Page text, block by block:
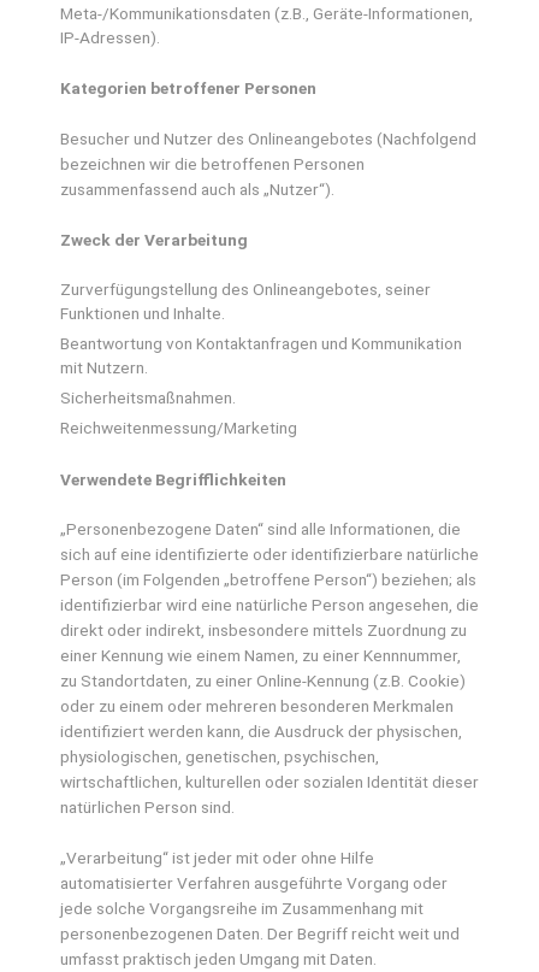
Meta-/Kommunikationsdaten (z.B., Geräte-Informationen,
IP-Adressen).
Kategorien betroffener Personen
Besucher und Nutzer des Onlineangebotes (Nachfolgend
bezeichnen wir die betroffenen Personen
zusammenfassend auch als „Nutzer“).
Zweck der Verarbeitung
Zurverfügungstellung des Onlineangebotes, seiner
Funktionen und Inhalte.
Beantwortung von Kontaktanfragen und Kommunikation
mit Nutzern.
Sicherheitsmaßnahmen.
Reichweitenmessung/Marketing
Verwendete Begrifflichkeiten
„Personenbezogene Daten“ sind alle Informationen, die
sich auf eine identifizierte oder identifizierbare natürliche
Person (im Folgenden „betroffene Person“) beziehen; als
identifizierbar wird eine natürliche Person angesehen, die
direkt oder indirekt, insbesondere mittels Zuordnung zu
einer Kennung wie einem Namen, zu einer Kennnummer,
zu Standortdaten, zu einer Online-Kennung (z.B. Cookie)
oder zu einem oder mehreren besonderen Merkmalen
identifiziert werden kann, die Ausdruck der physischen,
physiologischen, genetischen, psychischen,
wirtschaftlichen, kulturellen oder sozialen Identität dieser
natürlichen Person sind.
„Verarbeitung“ ist jeder mit oder ohne Hilfe
automatisierter Verfahren ausgeführte Vorgang oder
jede solche Vorgangsreihe im Zusammenhang mit
personenbezogenen Daten. Der Begriff reicht weit und
umfasst praktisch jeden Umgang mit Daten.